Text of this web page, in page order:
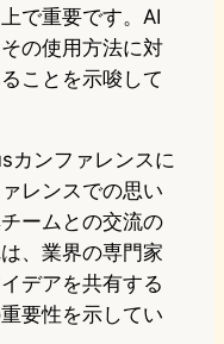
で重要です。AI
の使用方法に対
ことを示唆して
カンファレンスに
レンスでの思い
ームとの交流の
、業界の専門家
デアを共有する
要性を示してい